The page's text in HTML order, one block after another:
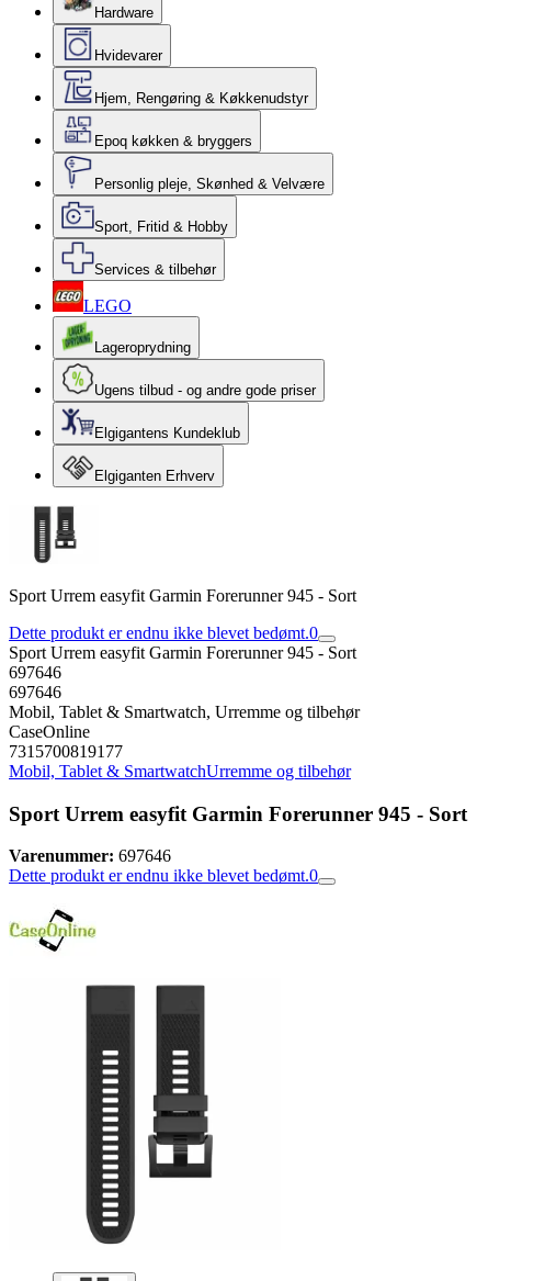
Hardware
Hvidevarer
Hjem, Rengøring & Køkkenudstyr
Epoq køkken & bryggers
Personlig pleje, Skønhed & Velvære
Sport, Fritid & Hobby
Services & tilbehør
LEGO
Lageroprydning
Ugens tilbud - og andre gode priser
Elgigantens Kundeklub
Elgiganten Erhverv
Sport Urrem easyfit Garmin Forerunner 945 - Sort
Dette produkt er endnu ikke blevet bedømt.0
Sport Urrem easyfit Garmin Forerunner 945 - Sort
697646
697646
Mobil, Tablet & Smartwatch, Urremme og tilbehør
CaseOnline
7315700819177
Mobil, Tablet & SmartwatchUrremme og tilbehør
Sport Urrem easyfit Garmin Forerunner 945 - Sort
Varenummer: 697646
Dette produkt er endnu ikke blevet bedømt.0